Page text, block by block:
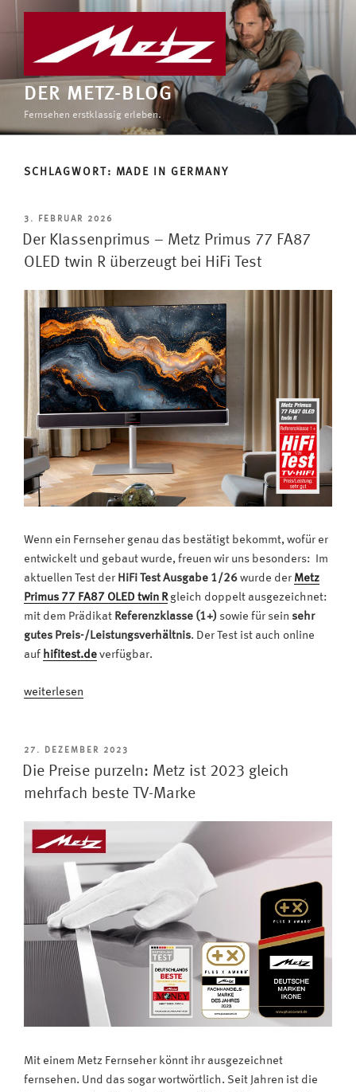
DER METZ-BLOG
Fernsehen erstklassig erleben.
SCHLAGWORT: MADE IN GERMANY
VERÖFFENTLICHT
AM
3. FEBRUAR 2026
Der Klassenprimus – Metz Primus 77 FA87
OLED twin R überzeugt bei HiFi Test
Wenn ein Fernseher genau das bestätigt bekommt, wofür er
entwickelt und gebaut wurde, freuen wir uns besonders: Im
aktuellen Test der HiFi Test Ausgabe 1/26 wurde der Metz
Primus 77 FA87 OLED twin Rgleich doppelt ausgezeichnet:
mit dem Prädikat Referenzklasse (1+) sowie für sein sehr
gutes Preis-/Leistungsverhältnis. Der Test ist auch online
auf hifitest.de verfügbar.
„Der
Metz
Primus
OLED
twin
überzeugt
HiFi
Test“
weiterlesen
VERÖFFENTLICHT
AM
27. DEZEMBER 2023
Die Preise purzeln: Metz ist 2023 gleich
mehrfach beste TV-Marke
Mit einem Metz Fernseher könnt ihr ausgezeichnet
fernsehen. Und das sogar wortwörtlich. Seit Jahren ist die